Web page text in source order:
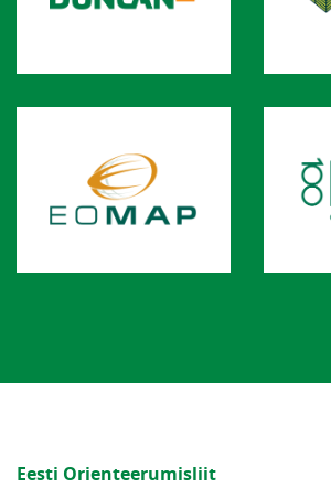
Eesti Orienteerumisliit